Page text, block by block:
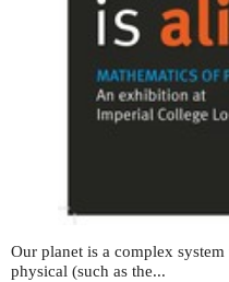
Our planet is a complex
physical (such as the...